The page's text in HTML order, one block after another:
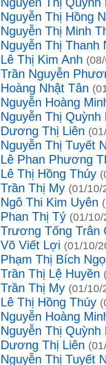
Nguyễn Thị Hồng
Nguyễn Thị Minh
Nguyễn Thị Thanh
Lê Thị Kim Anh
Trần Nguyễn
Hoàng Nhật Tân
Nguyễn Hoàng
Nguyễn Thị Quỳnh
Dương Thị Liên
Nguyễn Thị Tuyết
Lê Phan Phương
Lê Thị Hồng Thúy
Trần Thị My (01/10/
Ngô Thi Kim Uyên
Phan Thị Tý (01/
Trương Tống Trân
Võ Viết Lợi (01/10/
Phạm Thị Bích
Trần Thị Lệ Huyền
Trần Thị My (01/10/
Lê Thị Hồng Thúy
Nguyễn Hoàng
Nguyễn Thị Quỳnh
Dương Thị Liên
Nguyễn Thị Tuyết